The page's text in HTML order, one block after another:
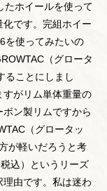
たホイールを使って
です。完組ホイー
を使ってみたいの
（グロータ
ることにしまし
がリム単体重量の
ン製リムですから
（グロータッ
が軽いだろうと考
込）というリーズ
由です。私は迷わ